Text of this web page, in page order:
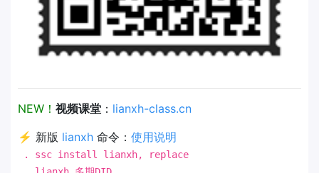
NEW！ 视频课堂 ： lianxh-class.cn
⚡ 新版 lianxh 命令： 使用说明
. ssc install lianxh, replace